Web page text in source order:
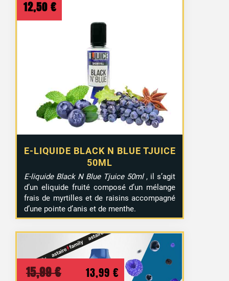
E-LIQUIDE BLACK N BLUE TJUICE
50ML
12,50 €
E-liquide Black N Blue Tjuice 50ml, il s’agit
d’un eliquide fruité composé d’un mélange
frais de myrtilles et de raisins accompagné
d’une pointe d’anis et de menthe.
15,99€
Le
13,99 € Le